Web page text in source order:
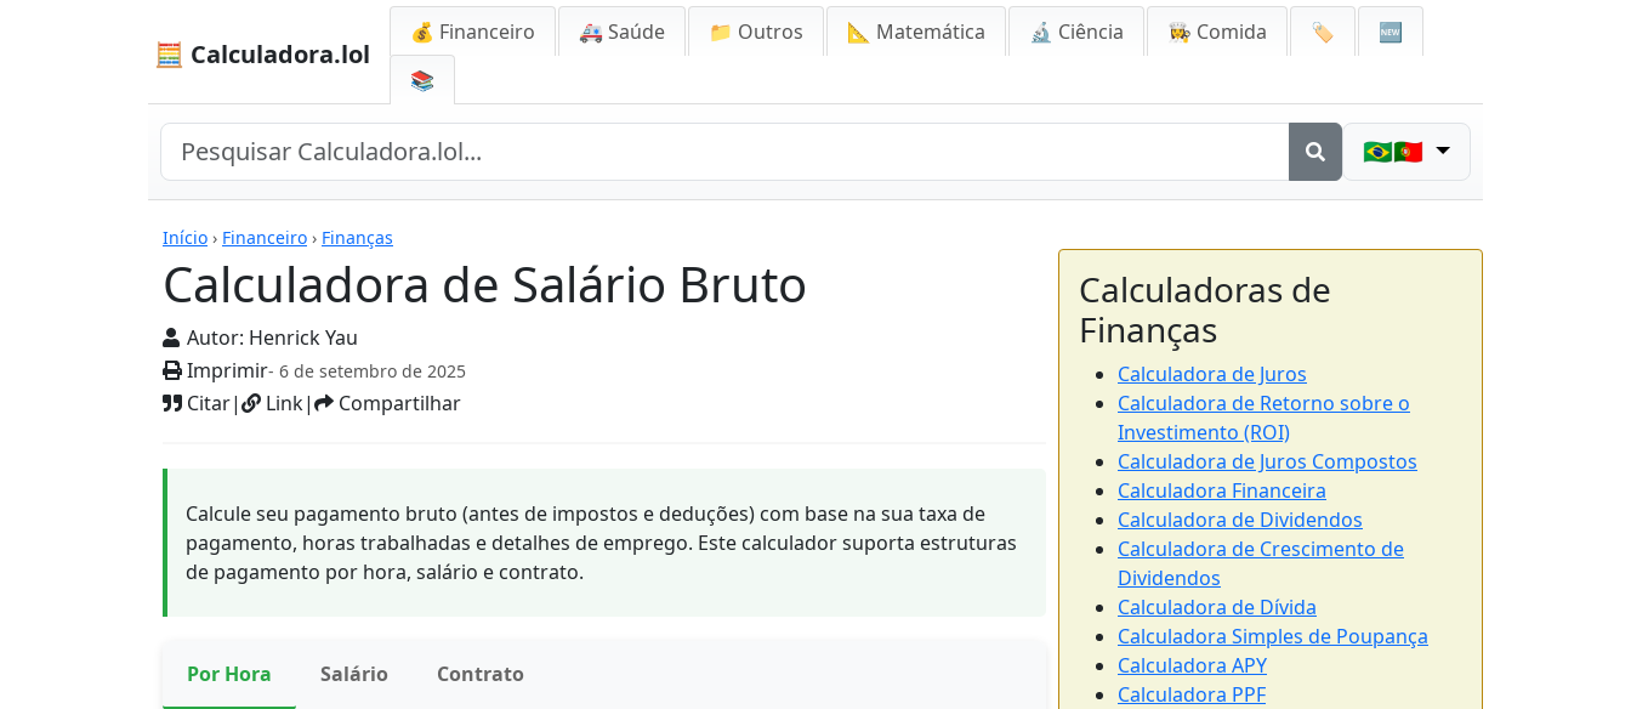
🧮 Calculadora.lol
💰 Financeiro 🚑 Saúde 📁 Outros 📐 Matemática 🔬 Ciência 👩‍🍳 Comida 🏷️
🆕
📚
🇧🇷🇵🇹
Início › Financeiro › Finanças
Calculadora de Salário Bruto
Autor: Henrick Yau
Imprimir- 6 de setembro de 2025
Citar| Link| Compartilhar
Calculadoras
Calcule seu pagamento bruto (antes de impostos e deduções) com base na sua taxa de
pagamento, horas trabalhadas e detalhes de emprego. Este calculador suporta estruturas
de pagamento por hora, salário e contrato.
Por Hora Salário Contrato
Calculadoras de
Finanças
Calculadora de Juros
Calculadora de Retorno sobre o
Investimento (ROI)
Calculadora de Juros Compostos
Calculadora Financeira
Calculadora de Dividendos
Calculadora de Crescimento de
Dividendos
Calculadora de Dívida
Calculadora Simples de Poupança
Calculadora APY
Calculadora PPF